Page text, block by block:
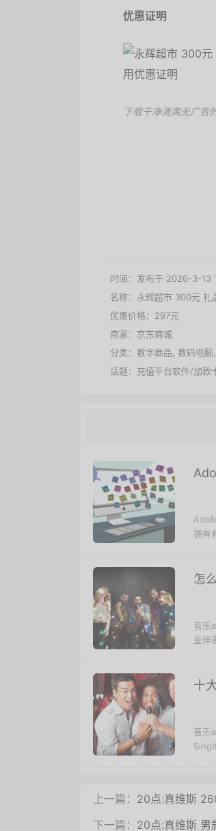
优惠证明
下载干净清爽无广告
时间：发布于 2026-3-13
名称： 永辉超市 300元 礼
优惠价格： 297元
商家： 京东商城
分类： 数字商品 数码电脑
话题： 充值平台软件/加款
拥有
怎
音乐
业伴
十
音乐
上一篇： 20点:真维斯
下一篇： 20点:真维斯 男